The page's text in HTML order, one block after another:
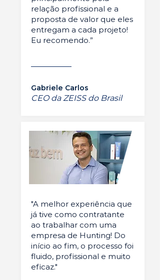
relação profissional e a
proposta de valor que eles
entregam a cada projeto!
Eu recomendo.”
Gabriele Carlos
CEO da ZEISS do Brasil
"A melhor experiência que
já tive como contratante
ao trabalhar com uma
empresa de Hunting! Do
início ao fim, o processo foi
fluido, profissional e muito
eficaz."